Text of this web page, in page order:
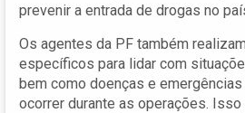
prevenir a entrada de drogas no
Os agentes da PF também
específicos para lidar com
bem como doenças e
ocorrer durante as operações. Isso